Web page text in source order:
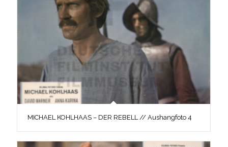
MICHAEL KOHLHAAS – DER REBELL // Aushangfoto 4